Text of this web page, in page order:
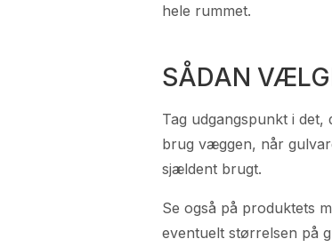
hele rummet.
SÅDAN
Tag udgangspunkt i
brug væggen, når
sjældent brugt.
Se også på produktets
eventuelt størrelsen på